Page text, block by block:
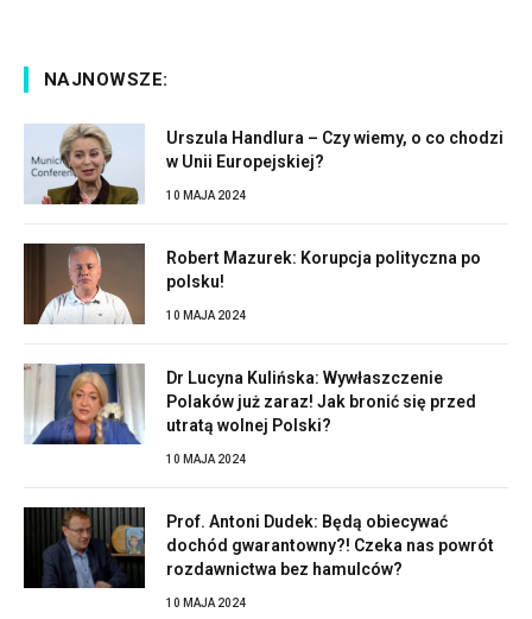
NAJNOWSZE:
Urszula Handlura – Czy wiemy, o co chodzi
w Unii Europejskiej?
10 MAJA 2024
Robert Mazurek: Korupcja polityczna po
polsku!
10 MAJA 2024
Dr Lucyna Kulińska: Wywłaszczenie
Polaków już zaraz! Jak bronić się przed
utratą wolnej Polski?
10 MAJA 2024
Prof. Antoni Dudek: Będą obiecywać
dochód gwarantowny?! Czeka nas powrót
rozdawnictwa bez hamulców?
10 MAJA 2024